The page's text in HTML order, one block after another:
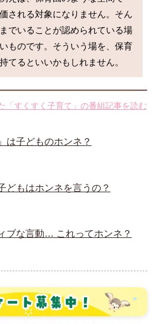
される対象になりません。そん
でいることが認められている場
ものです。そういう場を、保育
「すくすく子育て」の番組記事を読む
は子どものホンネ？
どもはホンネを言うの？
ブな言動… これってホンネ？